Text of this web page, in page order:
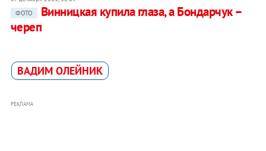
ФОТО
Винницкая купила глаза, а Бондарчук –
череп
ВАДИМ ОЛЕЙНИК
РЕКЛАМА